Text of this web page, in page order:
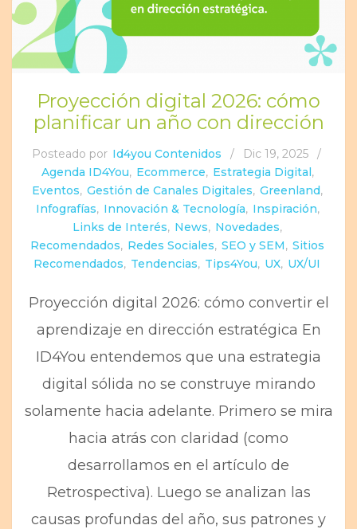
Proyección digital 2026: cómo
planificar un año con dirección
Posteado por Id4you Contenidos / Dic 19, 2025
/
Agenda ID4You, Ecommerce, Estrategia Digital,
Eventos, Gestión de Canales Digitales, Greenland,
Infografías, Innovación & Tecnología, Inspiración,
Links de Interés, News, Novedades,
Recomendados, Redes Sociales, SEO y SEM, Sitios
Recomendados, Tendencias, Tips4You, UX, UX/UI
Proyección digital 2026: cómo convertir el
aprendizaje en dirección estratégica En
ID4You entendemos que una estrategia
digital sólida no se construye mirando
solamente hacia adelante. Primero se mira
hacia atrás con claridad (como
desarrollamos en el artículo de
Retrospectiva). Luego se analizan las
causas profundas del año, sus patrones y